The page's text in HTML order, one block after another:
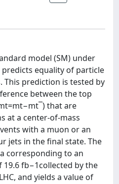
model (SM) under
equality of particle
This prediction is tested by
between the top
that are
at a center-of-mass
with a muon or an
jets in the final state. The
corresponding to an
fb−1collected by the
and yields a value of